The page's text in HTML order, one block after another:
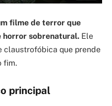
filme de terror que
horror sobrenatural. Ele
claustrofóbica que prende
fim.
principal